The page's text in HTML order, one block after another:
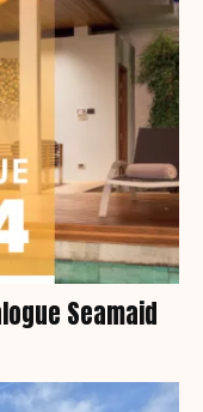
Seamaid